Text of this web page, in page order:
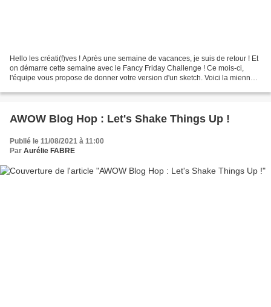
Hello les créati(f)ves ! Après une semaine de vacances, je suis de retour ! Et
on démarre cette semaine avec le Fancy Friday Challenge ! Ce mois-ci,
l'équipe vous propose de donner votre version d'un sketch. Voici la mienne.
AWOW Blog Hop : Let's Shake Things Up !
Publié le 11/08/2021 à 11:00
Par Aurélie FABRE